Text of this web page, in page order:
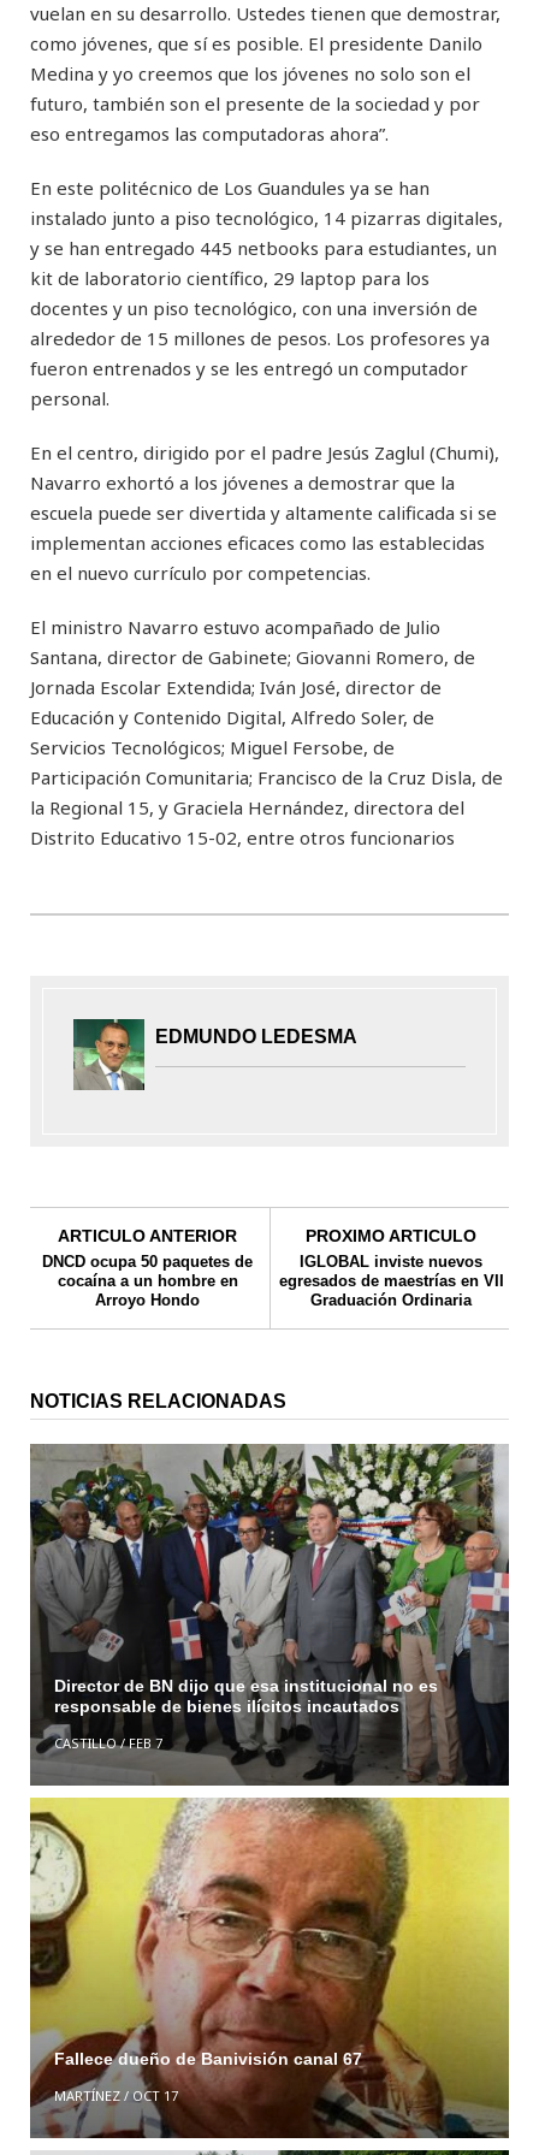
vuelan en su desarrollo. Ustedes tienen que demostrar,
como jóvenes, que sí es posible. El presidente Danilo
Medina y yo creemos que los jóvenes no solo son el
futuro, también son el presente de la sociedad y por
eso entregamos las computadoras ahora”.
En este politécnico de Los Guandules ya se han
instalado junto a piso tecnológico, 14 pizarras digitales,
y se han entregado 445 netbooks para estudiantes, un
kit de laboratorio científico, 29 laptop para los
docentes y un piso tecnológico, con una inversión de
alrededor de 15 millones de pesos. Los profesores ya
fueron entrenados y se les entregó un computador
personal.
En el centro, dirigido por el padre Jesús Zaglul (Chumi),
Navarro exhortó a los jóvenes a demostrar que la
escuela puede ser divertida y altamente calificada si se
implementan acciones eficaces como las establecidas
en el nuevo currículo por competencias.
El ministro Navarro estuvo acompañado de Julio
Santana, director de Gabinete; Giovanni Romero, de
Jornada Escolar Extendida; Iván José, director de
Educación y Contenido Digital, Alfredo Soler, de
Servicios Tecnológicos; Miguel Fersobe, de
Participación Comunitaria; Francisco de la Cruz Disla, de
la Regional 15, y Graciela Hernández, directora del
Distrito Educativo 15-02, entre otros funcionarios
EDMUNDO LEDESMA
ARTICULO ANTERIOR
DNCD ocupa 50 paquetes de
cocaína a un hombre en
Arroyo Hondo
PROXIMO ARTICULO
IGLOBAL inviste nuevos
egresados de maestrías en VII
Graduación Ordinaria
NOTICIAS RELACIONADAS
Director de BN dijo que esa institucional no es
responsable de bienes ilícitos incautados
CASTILLO/FEB 7
Fallece dueño de Banivisión canal 67
MARTÍNEZ/ OCT 17